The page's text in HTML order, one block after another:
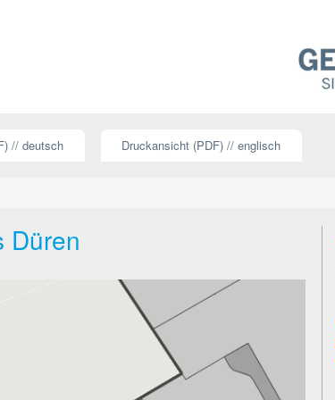
// deutsch Druckansicht (PDF) // englisch
Düren